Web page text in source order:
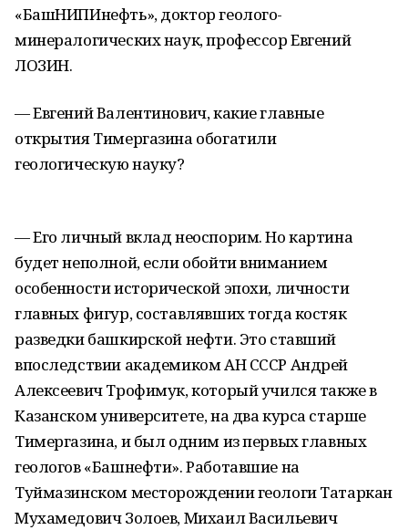
«БашНИПИнефть», доктор геолого-
минералогических наук, профессор Евгений
ЛОЗИН.
— Евгений Валентинович, какие главные
открытия Тимергазина обогатили
геологическую науку?
— Его личный вклад неоспорим. Но картина
будет неполной, если обойти вниманием
особенности исторической эпохи, личности
главных фигур, составлявших тогда костяк
разведки башкирской нефти. Это ставший
впоследствии академиком АН СССР Андрей
Алексеевич Трофимук, который учился также в
Казанском университете, на два курса старше
Тимергазина, и был одним из первых главных
геологов «Башнефти». Работавшие на
Туймазинском месторождении геологи Татаркан
Мухамедович Золоев, Михаил Васильевич